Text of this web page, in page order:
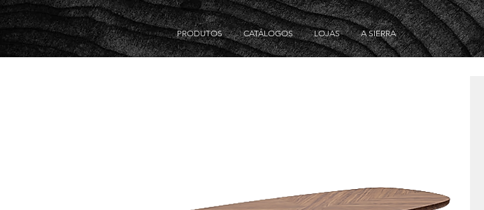
PRODUTOS CATÁLOGOS LOJAS A SIERRA